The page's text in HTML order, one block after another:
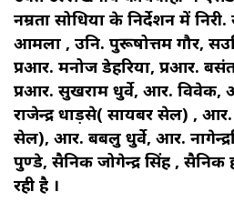
नम्रता सोधिया के निर्देशन में निरी.
आमला , उनि. पुरूषोत्तम गौर,
प्रआर. मनोज डेहरिया, प्रआर.
प्रआर. सुखराम धुर्वे, आर. विवेक,
राजेन्द्र धाड़से( सायबर सेल) , आर.
सेल), आर. बबलु धुर्वे, आर.
पुण्डे, सैनिक जोगेन्द्र सिंह ,
रही है ।